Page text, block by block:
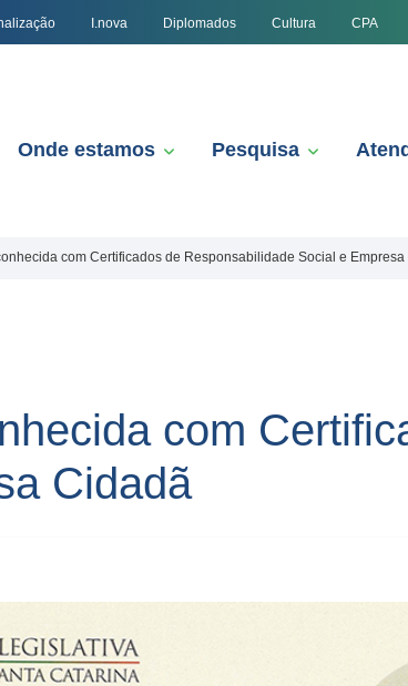
I.nova Diplomados Cultura CPA
Onde estamos Pesquisa
com Certificados de Responsabilidade Social e
com
Cidadã